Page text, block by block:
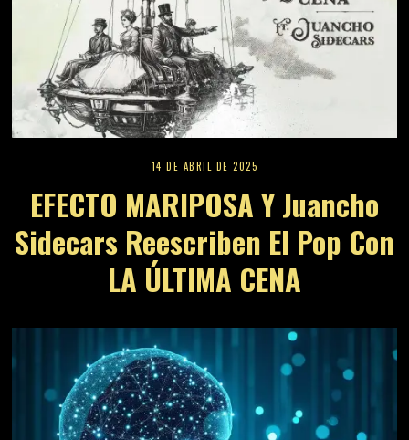
14 DE ABRIL DE 2025
EFECTO MARIPOSA Y Juancho
Sidecars Reescriben El Pop Con
LA ÚLTIMA CENA